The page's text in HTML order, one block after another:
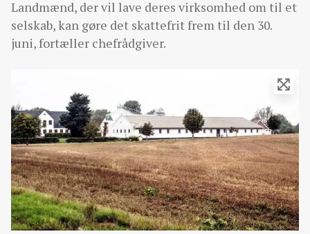
Landmænd, der vil lave deres virksomhed om til et
selskab, kan gøre det skattefrit frem til den 30.
juni, fortæller chefrådgiver.